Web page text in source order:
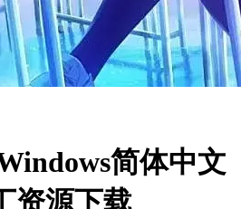
简体中文
资源下载